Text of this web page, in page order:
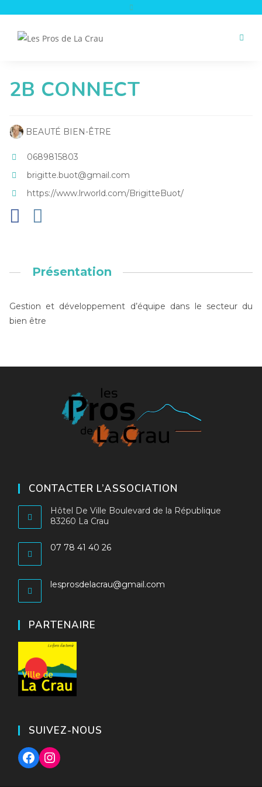
content
2B CONNECT
BEAUTÉ BIEN-ÊTRE
0689815803
brigitte.buot@gmail.com
https://www.lrworld.com/BrigitteBuot/
Présentation
Gestion et développement d’équipe dans le secteur du
bien être
CONTACTER L’ASSOCIATION
Hôtel De Ville Boulevard de la République
83260 La Crau
07 78 41 40 26
votre
lesprosdelacrau@gmail.comS’ouvre
PARTENAIRE
SUIVEZ-NOUS
FacebookInstagram